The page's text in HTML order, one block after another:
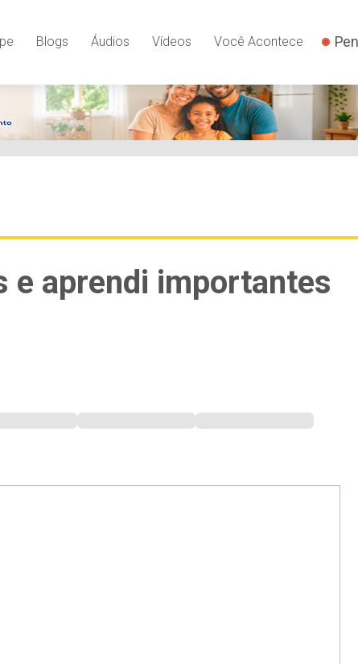
Blogs Áudios Vídeos Você Acontece
e aprendi importantes